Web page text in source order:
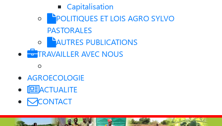
Capitalisation
POLITIQUES ET LOIS AGRO SYLVO
PASTORALES
AUTRES PUBLICATIONS
TRAVAILLER AVEC NOUS
AGROECOLOGIE
ACTUALITE
CONTACT